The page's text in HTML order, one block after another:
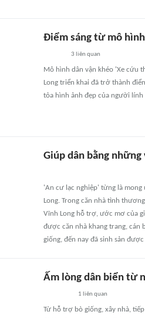
Điểm sáng từ mô
3 liên quan
Mô hình dân vận khéo 'Xe cứu
Long triển khai đã trở thành
tỏa hình ảnh đẹp của người
Giúp dân bằng
'An cư lạc nghiệp' từng là mong
Long. Trong căn nhà tình
Vĩnh Long hỗ trợ, ước mơ của
được căn nhà khang trang, cán
giống, đến nay đã sinh sản
Ấm lòng dân biển từ
1 liên quan
Từ hỗ trợ bò giống, xây nhà,